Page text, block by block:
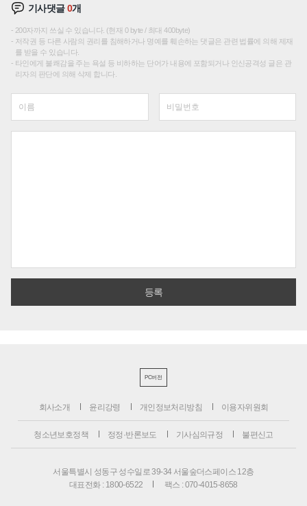
기사댓글0개
200자까지 쓰실 수 있습니다. (현재 0 byte / 최대 400byte)
저작권 등 다른 사람의 권리를 침해하거나 명예를 훼손하는 댓글은 관련 법률에 의해 제재
를 받을 수 있습니다.
타인에게 불쾌감을 주는 욕설 등 비하하는 단어가 내용에 포함되거나 인신공격성 글은 관
리자의 판단에 의해 삭제 합니다.
PC버전
회사소개 윤리강령 개인정보처리방침 이용자위원회
청소년보호정책 정정·반론보도 기사심의규정 불편신고
서울특별시 성동구 성수일로 39-34 서울숲더스페이스 12층
대표전화 : 1800-6522
팩스 : 070-4015-8658